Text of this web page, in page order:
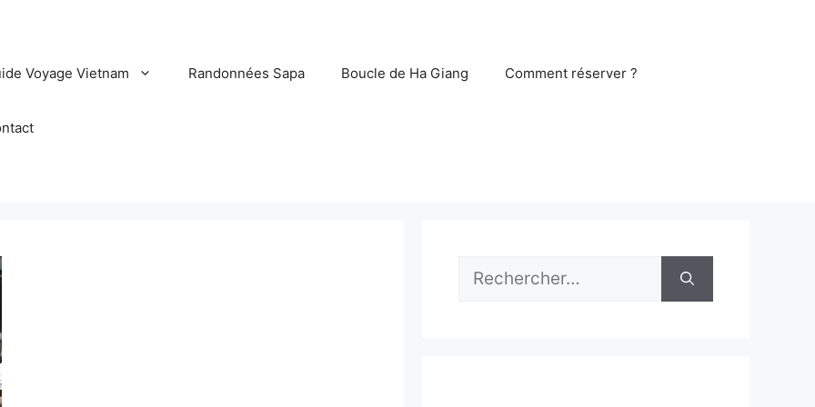
Voyage Vietnam Randonnées Sapa Boucle de Ha Giang Comment réserver ?
Rechercher :